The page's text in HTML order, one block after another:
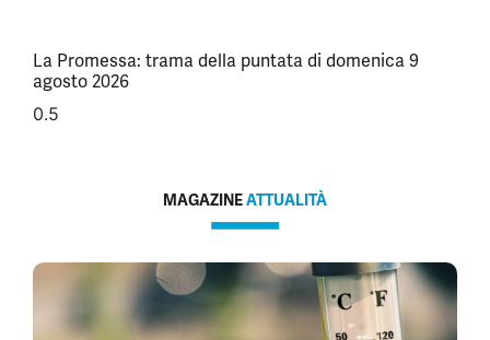
La Promessa: trama della puntata di domenica 9
agosto 2026
MAGAZINEATTUALITÀ